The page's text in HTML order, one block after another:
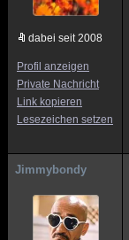
dabei seit 2008
Profil anzeigen
Private Nachricht
Link kopieren
Lesezeichen setzen
Jimmybondy